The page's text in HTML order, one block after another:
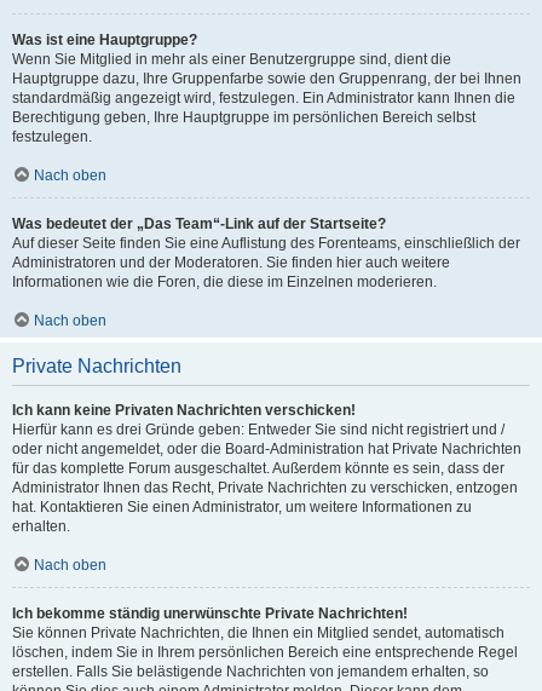
Was ist eine Hauptgruppe?
Wenn Sie Mitglied in mehr als einer Benutzergruppe sind, dient die
Hauptgruppe dazu, Ihre Gruppenfarbe sowie den Gruppenrang, der bei Ihnen
standardmäßig angezeigt wird, festzulegen. Ein Administrator kann Ihnen die
Berechtigung geben, Ihre Hauptgruppe im persönlichen Bereich selbst
festzulegen.
Nach oben
Was bedeutet der „Das Team“-Link auf der Startseite?
Auf dieser Seite finden Sie eine Auflistung des Forenteams, einschließlich der
Administratoren und der Moderatoren. Sie finden hier auch weitere
Informationen wie die Foren, die diese im Einzelnen moderieren.
Nach oben
Private Nachrichten
Ich kann keine Privaten Nachrichten verschicken!
Hierfür kann es drei Gründe geben: Entweder Sie sind nicht registriert und /
oder nicht angemeldet, oder die Board-Administration hat Private Nachrichten
für das komplette Forum ausgeschaltet. Außerdem könnte es sein, dass der
Administrator Ihnen das Recht, Private Nachrichten zu verschicken, entzogen
hat. Kontaktieren Sie einen Administrator, um weitere Informationen zu
erhalten.
Nach oben
Ich bekomme ständig unerwünschte Private Nachrichten!
Sie können Private Nachrichten, die Ihnen ein Mitglied sendet, automatisch
löschen, indem Sie in Ihrem persönlichen Bereich eine entsprechende Regel
erstellen. Falls Sie belästigende Nachrichten von jemandem erhalten, so